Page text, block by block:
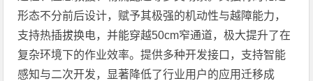
形态不分前后设计，赋予其极强的机动性与越障能力，
支持热插拔换电，并能穿越50cm窄通道，极大提升了在
复杂环境下的作业效率。提供多种开发接口，支持智能
感知与二次开发，显著降低了行业用户的应用迁移成